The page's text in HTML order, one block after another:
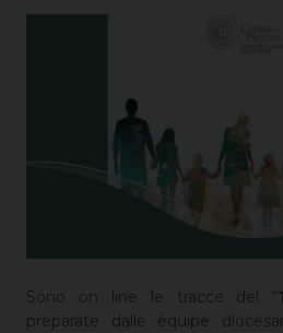
Sono on line le tracce del “
preparate dalle équipe